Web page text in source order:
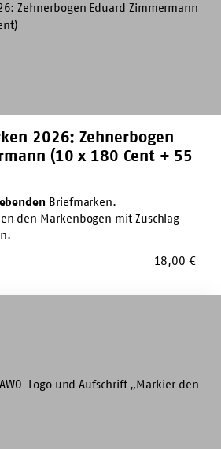
2026: Zehnerbogen
(10 x 180 Cent + 55
Briefmarken.
den Markenbogen mit Zuschlag
18,00€